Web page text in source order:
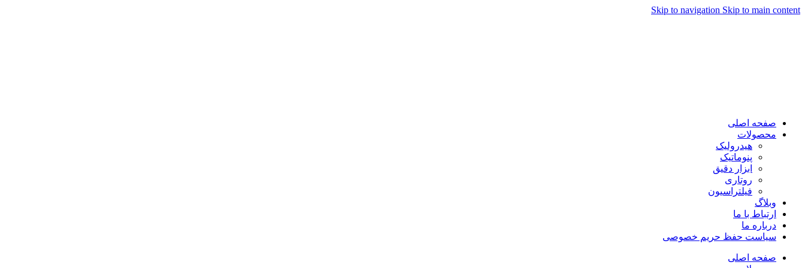
Skip to navigation Skip to main content
صفحه اصلی
محصولات
هیدرولیک
پنوماتیک
ابزار دقیق
روتاری
فیلتراسیون
وبلاگ
ارتباط با ما
درباره ما
سیاست حفظ حریم خصوصی
صفحه اصلی